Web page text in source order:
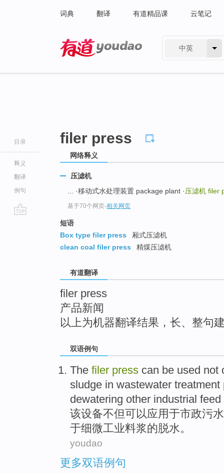
词典 翻译 有道精品课 云笔记
中英
目录
释义
翻译
例句
filer press
网络释义
压滤机
... ·移动式水处理装置 package plant ·压滤机 filer
基于70个网页-相关网页
短语
Box type filer press
厢式压滤机
clean coal filer press
精煤压滤机
有道翻译
filer press
产品新闻
以上为机器翻译结果，长、整句
双语例句
The filer press can be used not
sludge in wastewater treatment
dewatering other industrial feed
该设备不但可以应用于市政污水
于细微工业料浆的脱水。
youdao
更多双语例句